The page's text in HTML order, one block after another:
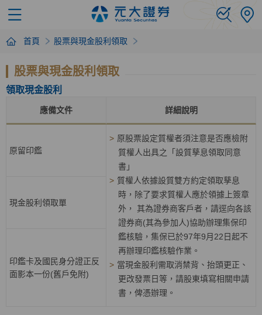
首頁 股票與現金股利領取
股票與現金股利領取
領取現金股利
應備文件 詳細說明
原留印鑑
> 原股票設定質權者須注意是否應檢附
質權人出具之「設質孳息領取同意
書」
> 質權人依據設質雙方約定領取孳息
時，除了要求質權人應於領據上簽章
外， 其為證券商客戶者，請逕向各該
證券商(其為參加人)協助辦理集保印
鑑核驗，集保已於97年9月22日起不
再辦理印鑑核驗作業。
> 當現金股利需取消禁背、抬頭更正、
更改發票日等，請股東填寫相關申請
書，俾憑辦理。
現金股利領取單
印鑑卡及國民身分證正反
面影本一份(舊戶免附)